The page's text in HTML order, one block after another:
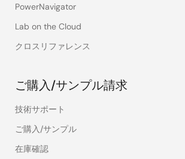
PowerNavigator
Lab on the Cloud
クロスリファレンス
ご購入/サンプル請求
技術サポート
ご購入/サンプル
在庫確認